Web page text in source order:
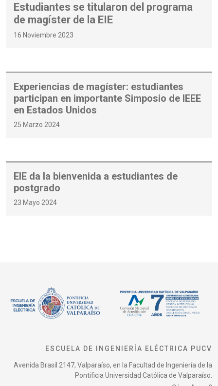
Estudiantes se titularon del programa
de magíster de la EIE
16 Noviembre 2023
Experiencias de magíster: estudiantes
participan en importante Simposio de IEEE
en Estados Unidos
25 Marzo 2024
EIE da la bienvenida a estudiantes de
postgrado
23 Mayo 2024
ESCUELA DE INGENIERÍA ELÉCTRICA PUCV
Avenida Brasil 2147, Valparaíso, en la Facultad de Ingeniería de la
Pontificia Universidad Católica de Valparaíso.